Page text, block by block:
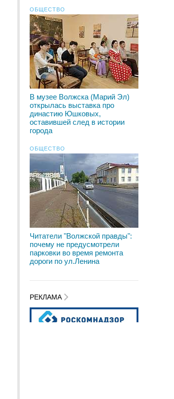
ОБЩЕСТВО
В музее Волжска (Марий Эл)
открылась выставка про
династию Юшковых,
оставившей след в истории
города
ОБЩЕСТВО
Читатели "Волжской правды":
почему не предусмотрели
парковки во время ремонта
дороги по ул.Ленина
РЕКЛАМА